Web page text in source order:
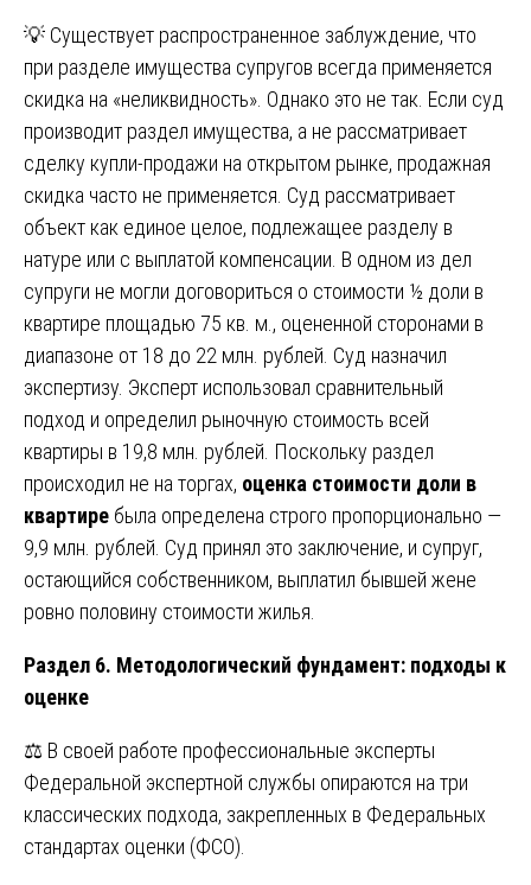
💡 Существует распространенное заблуждение, что
при разделе имущества супругов всегда применяется
скидка на «неликвидность». Однако это не так. Если суд
производит раздел имущества, а не рассматривает
сделку купли-продажи на открытом рынке, продажная
скидка часто не применяется. Суд рассматривает
объект как единое целое, подлежащее разделу в
натуре или с выплатой компенсации. В одном из дел
супруги не могли договориться о стоимости ½ доли в
квартире площадью 75 кв. м., оцененной сторонами в
диапазоне от 18 до 22 млн. рублей. Суд назначил
экспертизу. Эксперт использовал сравнительный
подход и определил рыночную стоимость всей
квартиры в 19,8 млн. рублей. Поскольку раздел
происходил не на торгах, оценка стоимости доли в
квартире была определена строго пропорционально —
9,9 млн. рублей. Суд принял это заключение, и супруг,
остающийся собственником, выплатил бывшей жене
ровно половину стоимости жилья.
Раздел 6. Методологический фундамент: подходы к
оценке
⚖️ В своей работе профессиональные эксперты
Федеральной экспертной службы опираются на три
классических подхода, закрепленных в Федеральных
стандартах оценки (ФСО).